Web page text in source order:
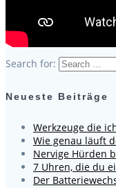
Search for:
Neueste Beiträge
Werkzeuge die
Wie genau läuft
Nervige Hürden
7 Uhren, die du
Der